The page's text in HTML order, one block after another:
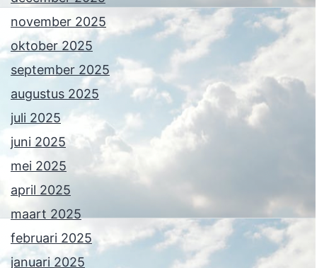
november 2025
oktober 2025
september 2025
augustus 2025
juli 2025
juni 2025
mei 2025
april 2025
maart 2025
februari 2025
januari 2025